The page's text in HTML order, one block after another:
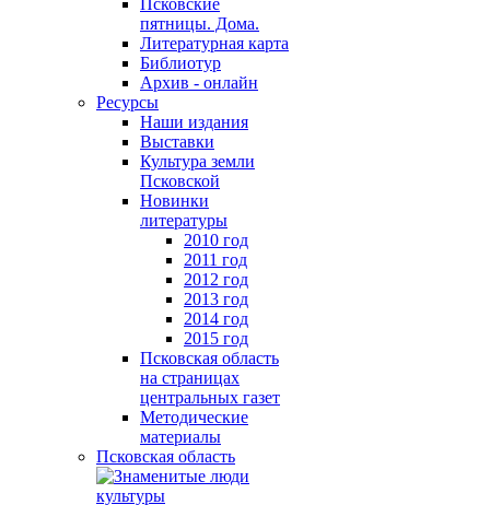
Псковские
пятницы. Дома.
Литературная карта
Библиотур
Архив - онлайн
Ресурсы
Наши издания
Выставки
Культура земли
Псковской
Новинки
литературы
2010 год
2011 год
2012 год
2013 год
2014 год
2015 год
Псковская область
на страницах
центральных газет
Методические
материалы
Псковская область